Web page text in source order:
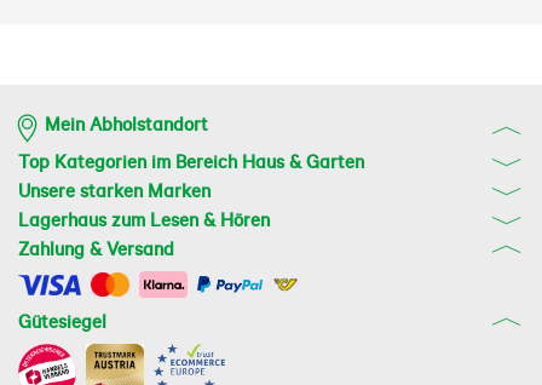
Mein Abholstandort
Top Kategorien im Bereich Haus & Garten
Unsere starken Marken
Lagerhaus zum Lesen & Hören
Zahlung & Versand
Gütesiegel